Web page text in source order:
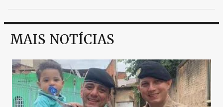
MAIS NOTÍCIAS